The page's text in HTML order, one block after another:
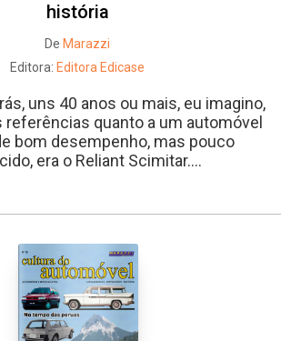
história
De Marazzi
Editora: Editora Edicase
uns 40 anos ou mais, eu imagino,
referências quanto a um automóvel
bom desempenho, mas pouco
era o Reliant Scimitar....